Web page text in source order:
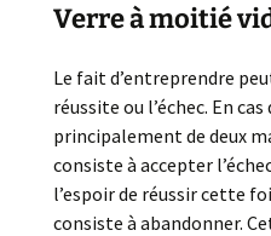
Verre à moitié
Le fait d’entreprendre
réussite ou l’échec. En
principalement de deux
consiste à accepter
l’espoir de réussir cette
consiste à abandonner.